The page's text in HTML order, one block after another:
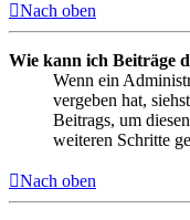
Nach oben
Wie kann ich Beiträge
Wenn ein
vergeben hat,
Beitrags, um
weiteren Schritte
Nach oben